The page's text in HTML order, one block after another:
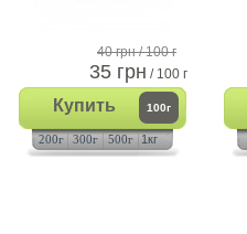
40 грн/ 100 г
35 грн / 100 г
Купить 100г
200г 300г 500г 1кг